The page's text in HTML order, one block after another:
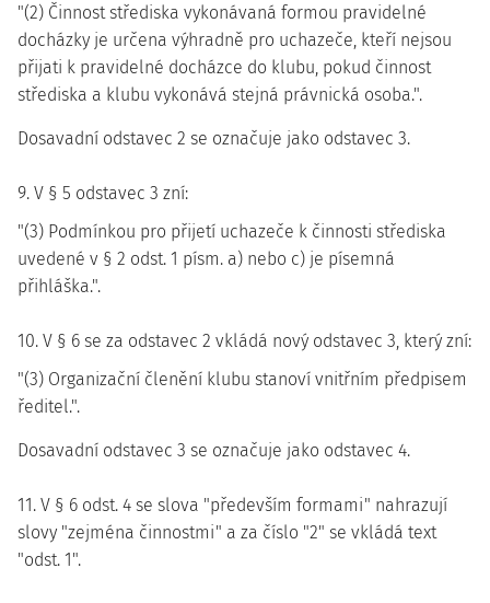
"(2) Činnost střediska vykonávaná formou pravidelné
docházky je určena výhradně pro uchazeče, kteří nejsou
přijati k pravidelné docházce do klubu, pokud činnost
střediska a klubu vykonává stejná právnická osoba.".
Dosavadní odstavec 2 se označuje jako odstavec 3.
9. V § 5 odstavec 3 zní:
"(3) Podmínkou pro přijetí uchazeče k činnosti střediska
uvedené v § 2 odst. 1 písm. a) nebo c) je písemná
přihláška.".
10. V § 6 se za odstavec 2 vkládá nový odstavec 3, který zní:
"(3) Organizační členění klubu stanoví vnitřním předpisem
ředitel.".
Dosavadní odstavec 3 se označuje jako odstavec 4.
11. V § 6 odst. 4 se slova "především formami" nahrazují
slovy "zejména činnostmi" a za číslo "2" se vkládá text
"odst. 1".